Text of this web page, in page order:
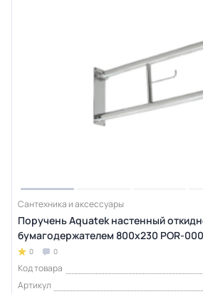
Сантехника и аксессуары
Поручень Aquatek настенный
бумагодержателем 800х230 POR-
0 0
Код товара
Артикул